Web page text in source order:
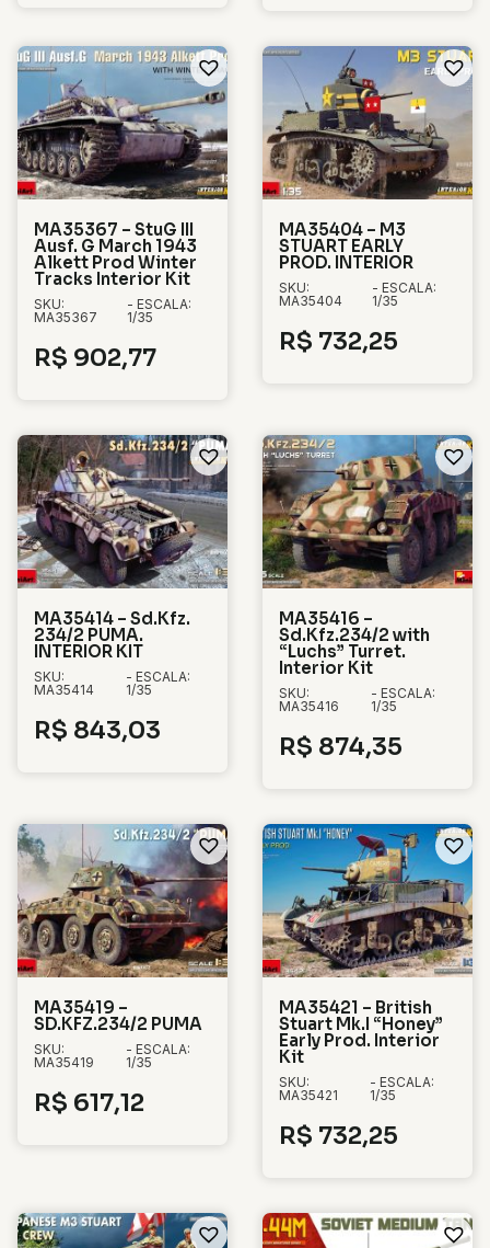
MA35367 – StuG III
Ausf. G March 1943
Alkett Prod Winter
Tracks Interior Kit
SKU:
MA35367
- ESCALA:
1/35
R$ 902,77
MA35404 – M3
STUART EARLY
PROD. INTERIOR
SKU:
MA35404
- ESCALA:
1/35
R$ 732,25
MA35414 – Sd.Kfz.
234/2 PUMA.
INTERIOR KIT
SKU:
MA35414
- ESCALA:
1/35
R$ 843,03
MA35416 –
Sd.Kfz.234/2 with
“Luchs” Turret.
Interior Kit
SKU:
MA35416
- ESCALA:
1/35
R$ 874,35
MA35419 –
SD.KFZ.234/2 PUMA
SKU:
MA35419
- ESCALA:
1/35
R$ 617,12
MA35421 – British
Stuart Mk.I “Honey”
Early Prod. Interior
Kit
SKU:
MA35421
- ESCALA:
1/35
R$ 732,25